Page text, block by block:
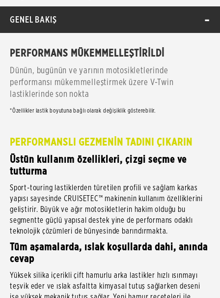
GENEL BAKIŞ
PERFORMANS MÜKEMMELLEŞTİRİLDİ
Dünün, bugünün ve yarının motosikletlerinde
performansı mükemmelleştirmek üzere V-Twin
lastiklerinde son nokta
*Özellikler lastik boyutuna bağlı olarak değişiklik gösterebilir.
PERFORMANSLI GEZMENİN TADINI ÇIKARIN
Üstün kullanım özellikleri, çizgi seçme ve
tutturma
Sport-touring lastiklerden türetilen profili ve sağlam karkas
yapısı sayesinde CRUISETEC™ makinenin kullanım özelliklerini
geliştirir. Büyük ve ağır motosikletlerin hakim olduğu bu
segmentte güçlü yapısal destek yine de performans odaklı
teknolojik çözümleri de bünyesinde barındırmakta.
Tüm aşamalarda, ıslak koşullarda dahi, anında
cevap
Yüksek silika içerikli çift hamurlu arka lastikler hızlı ısınmayı
teşvik eder ve ıslak asfaltta kimyasal tutuş sağlarken deseni